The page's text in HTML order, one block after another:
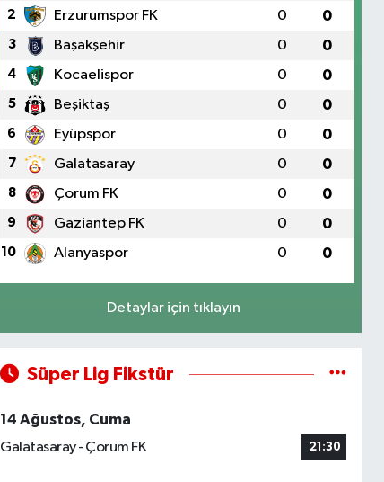
2 Erzurumspor FK 0 0
3 Başakşehir 0 0
4 Kocaelispor 0 0
5 Beşiktaş 0 0
6 Eyüpspor 0 0
7 Galatasaray 0 0
8 Çorum FK 0 0
9 Gaziantep FK 0 0
10 Alanyaspor 0 0
Detaylar için tıklayın
Süper Lig Fikstür
14 Ağustos, Cuma
Galatasaray - Çorum FK
21:30